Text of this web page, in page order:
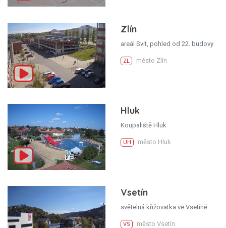
Zlín
areál Svit, pohled od 22. budovy
ZL město Zlín
Hluk
Koupaliště Hluk
UH město Hluk
Vsetín
světelná křižovatka ve Vsetíně
VS město Vsetín